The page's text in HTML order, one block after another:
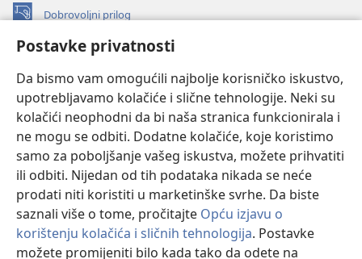
Postavke privatnosti
Da bismo vam omogućili najbolje korisničko iskustvo,
upotrebljavamo kolačiće i slične tehnologije. Neki su
kolačići neophodni da bi naša stranica funkcionirala i
ne mogu se odbiti. Dodatne kolačiće, koje koristimo
samo za poboljšanje vašeg iskustva, možete prihvatiti
ili odbiti. Nijedan od tih podataka nikada se neće
prodati niti koristiti u marketinške svrhe. Da biste
saznali više o tome, pročitajte Opću izjavu o
korištenju kolačića i sličnih tehnologija. Postavke
možete promijeniti bilo kada tako da odete na
Dobrovoljni prilog
(otvara
novi
INTERNETSKA BIBLIOTEKA Watchtower
se
novi
prozor)
JW Hub
(otvara
se
novi
JW Library
Watchtower Library
Copyright© 2026 Watch Tower Bible and Tract Society of Pennsylvania.